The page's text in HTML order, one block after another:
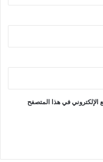
الإلكتروني في هذا المتصفح